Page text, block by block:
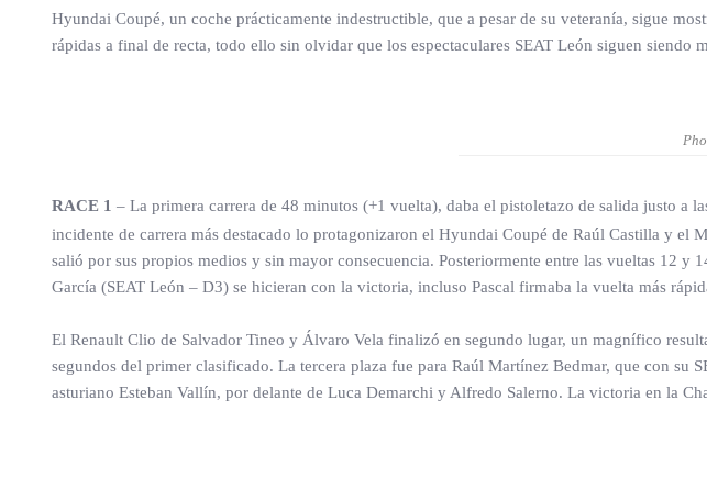
Hyundai Coupé, un coche prácticamente indestructible, que a pesar de su veteranía, sigue
rápidas a final de recta, todo ello sin olvidar que los espectaculares SEAT León siguen siendo
RACE 1 – La primera carrera de 48 minutos (+1 vuelta), daba el pistoletazo de salida justo a
incidente de carrera más destacado lo protagonizaron el Hyundai Coupé de Raúl Castilla y
salió por sus propios medios y sin mayor consecuencia. Posteriormente entre las vueltas 12
García (SEAT León – D3) se hicieran con la victoria, incluso Pascal firmaba la vuelta más
El Renault Clio de Salvador Tineo y Álvaro Vela finalizó en segundo lugar, un magnífico
segundos del primer clasificado. La tercera plaza fue para Raúl Martínez Bedmar, que con
asturiano Esteban Vallín, por delante de Luca Demarchi y Alfredo Salerno. La victoria en la